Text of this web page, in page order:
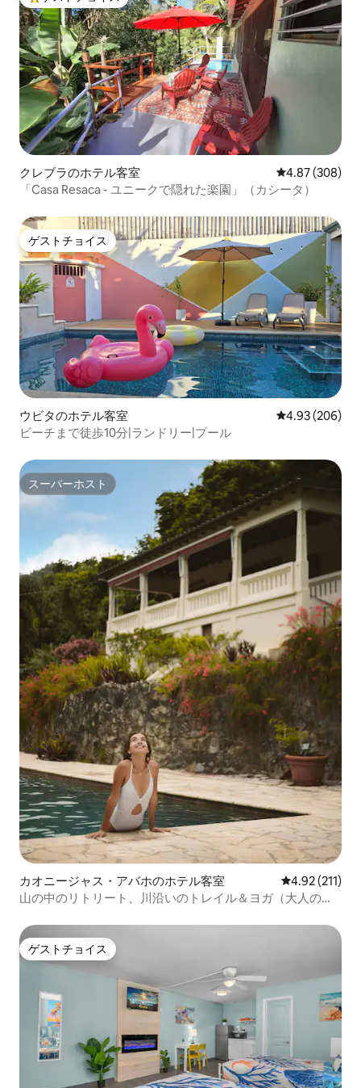
大好評のゲストチョイスです。
クレブラのホテル客室 レビュー308
4.87 (308)
「Casa Resaca - ユニークで隠れた楽園」（カシータ）
ゲストチョイス
ゲストチョイス
ウビタのホテル客室 レビュー206
4.93 (206)
ビーチまで徒歩10分|ランドリー|プール
スーパーホスト
スーパーホスト
カオニージャス・アバホのホテル客室 レビュー211
4.92 (211)
山の中のリトリート、川沿いのトレイル＆ヨガ（大人の
ゲストチョイス
ゲストチョイス